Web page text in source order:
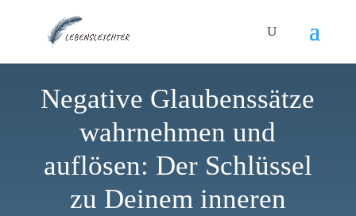
Negative Glaubenssätze
wahrnehmen und
auflösen: Der Schlüssel
zu Deinem inneren